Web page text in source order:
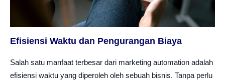
Efisiensi Waktu dan Pengurangan Biaya
Salah satu manfaat terbesar dari marketing automation adalah
efisiensi waktu yang diperoleh oleh sebuah bisnis. Tanpa perlu